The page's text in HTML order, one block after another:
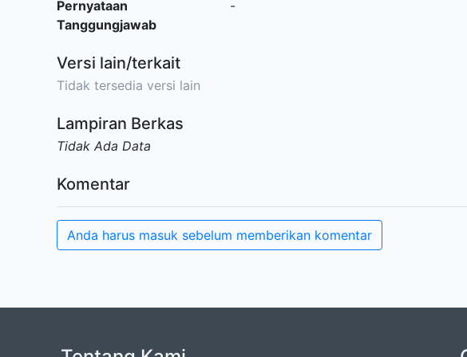
Pernyataan
Tanggungjawab
-
Versi lain/terkait
Tidak tersedia versi lain
Lampiran Berkas
Tidak Ada Data
Komentar
Anda harus masuk sebelum memberikan komentar